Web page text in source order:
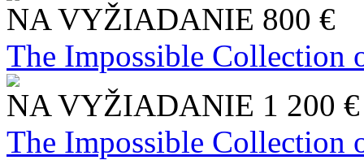
NA VYŽIADANIE 800 €
The Impossible Collection
NA VYŽIADANIE 1 200 €
The Impossible Collection